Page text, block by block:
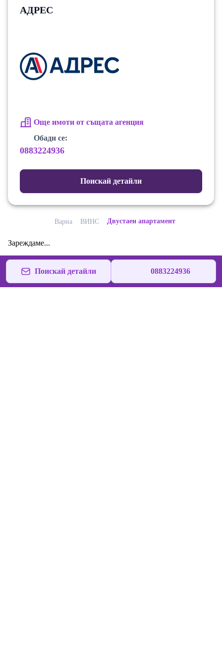
АДРЕС
Още имоти от същата агенция
Обади се:
0883224936
Поискай детайли
Варна ВИНС Двустаен апартамент
Зареждаме...
Поискай детайли 0883224936